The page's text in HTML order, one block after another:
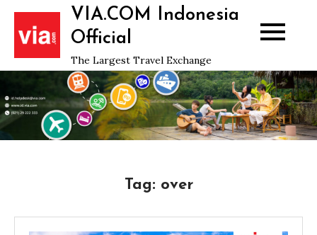
Skip
content
VIA.COM Indonesia
Official
The Largest Travel Exchange
Tag: over